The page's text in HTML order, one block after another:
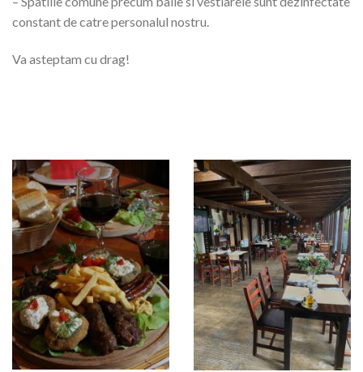
constant de catre personalul nostru.
Va asteptam cu drag!